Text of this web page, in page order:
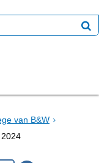
van B&W